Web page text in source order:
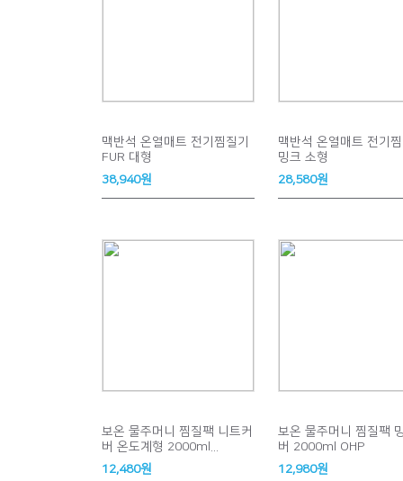
맥반석 온열매트 전기찜질기
FUR 대형
38,940원
맥반석 온열매트 전기
밍크 소형
28,580원
보온 물주머니 찜질팩 니트커
버 온도계형 2000ml...
12,480원
보온 물주머니 찜질팩
버 2000ml OHP
12,980원